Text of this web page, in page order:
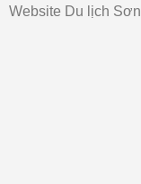
Website Du lịch